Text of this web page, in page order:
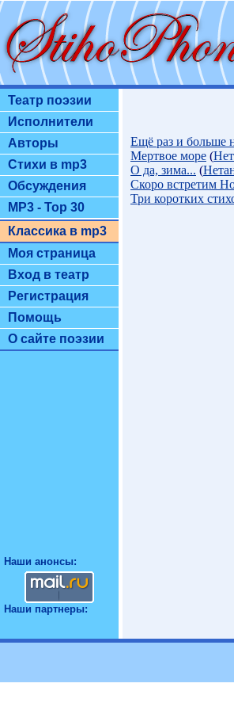
Театр поэзии
Исполнители
Авторы
Стихи в mp3
Обсуждения
MP3 - Top 30
Классика в mp3
Моя страница
Вход в театр
Регистрация
Помощь
О сайте поэзии
Наши анонсы:
Наши партнеры:
Ещё раз и больше
Мертвое море (
О да, зима... (
Скоро встретим
Три коротких